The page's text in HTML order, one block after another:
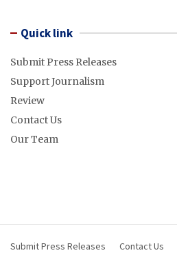
Quick link
Submit Press Releases
Support Journalism
Review
Contact Us
Our Team
Submit Press Releases Contact Us